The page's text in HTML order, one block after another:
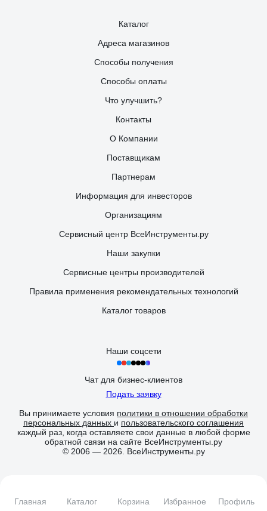
Главная Каталог Корзина Избранное Профиль
Каталог
Адреса магазинов
Способы получения
Способы оплаты
Что улучшить?
Контакты
О Компании
Поставщикам
Партнерам
Информация для инвесторов
Организациям
Сервисный центр ВсеИнструменты.ру
Наши закупки
Сервисные центры производителей
Правила применения рекомендательных технологий
Каталог товаров
Наши соцсети
Чат для бизнес-клиентов
Подать заявку
Вы принимаете условия политики в отношении обработки
персональных данных и пользовательского соглашения
каждый раз, когда оставляете свои данные в любой форме
обратной связи на сайте ВсеИнструменты.ру
© 2006 — 2026. ВсеИнструменты.ру